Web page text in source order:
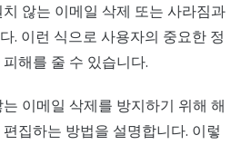
않는 이메일 삭제 또는 사라짐과
. 이런 식으로 사용자의 중요한 정
해를 줄 수 있습니다.
이메일 삭제를 방지하기 위해 해
집하는 방법을 설명합니다. 이렇